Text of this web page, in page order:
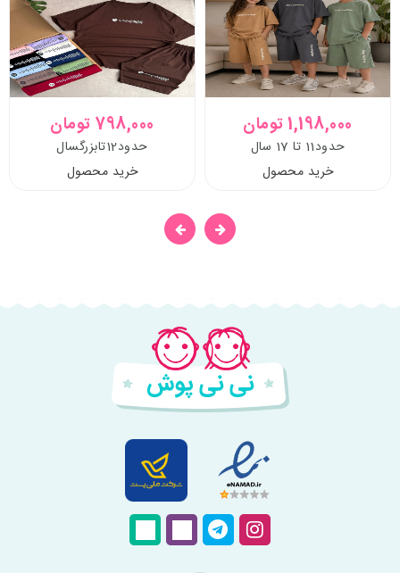
1,198,000 تومان
حدود11 تا 17 سال
خرید محصول
798,000 تومان
حدود12تابزرگسال
خرید محصول